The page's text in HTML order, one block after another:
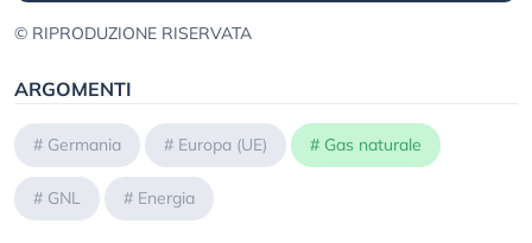
© RIPRODUZIONE RISERVATA
ARGOMENTI
# Germania # Europa (UE) # Gas naturale
# GNL # Energia